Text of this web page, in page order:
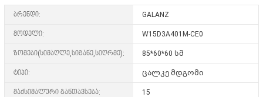
ბრენდი: GALANZ
მოდელი: W15D3A401M-CE0
ზომები(სიმაღლე,სიგანე,სიღრმე): 85*60*60 სმ
ტიპი: ცალკე მდგომი
მაქსიმალური განთავსება: 15